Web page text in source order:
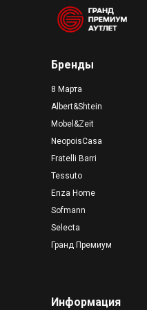
Информация
Бренды
Mobel&Zeit
Tessuto
8 Марта
Fratelli Barri
Sofmann
Selecta
Enza Home
Albert&Shtein
NeopoisCasa
Гранд Премиум